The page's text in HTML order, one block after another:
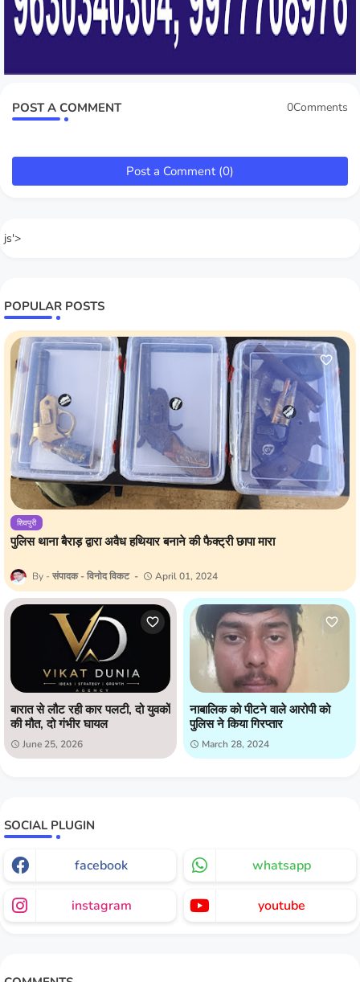
POST A COMMENT 0Comments
Post a Comment (0)
js'>
POPULAR POSTS
शिवपुरी
पुलिस थाना बैराड़ द्वारा अवैध हथियार बनाने की फैक्ट्री छापा मारा
संपादक - विनोद विकट April 01, 2024
बारात से लौट रही कार पलटी, दो युवकों
की मौत, दो गंभीर घायल
June 25, 2026
नाबालिक को पीटने वाले आरोपी को
पुलिस ने किया गिरप्तार
March 28, 2024
SOCIAL PLUGIN
facebook whatsapp
instagram youtube